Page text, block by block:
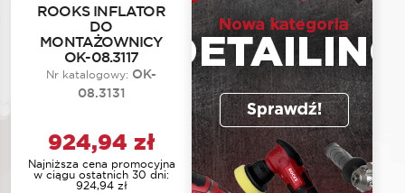
ROOKS INFLATOR
DO
MONTAŻOWNICY
OK-08.3117
Nr katalogowy: OK-
08.3131
924,94 zł
Najniższa cena promocyjna
w ciągu ostatnich 30 dni:
924,94 zł